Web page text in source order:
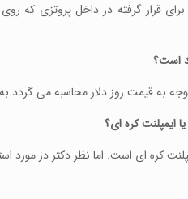
قرار گرفته در داخل پروتزی که
است؟
توجه به قیمت روز دلار محاسبه می
ایمپلنت کره ای؟
کره ای است. اما نظر دکتر در